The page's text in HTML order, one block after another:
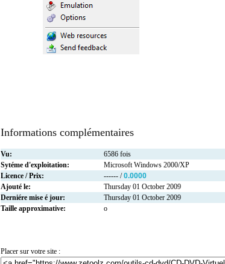
Informations complémentaires
Vu:
6586 fois
Sytéme d'exploitation:
Microsoft Windows 2000/XP
Licence / Prix:
------ /0.0000
Ajouté le:
Thursday 01 October 2009
Derniére mise é jour:
Thursday 01 October 2009
Taille approximative:
o
Placer sur votre site :